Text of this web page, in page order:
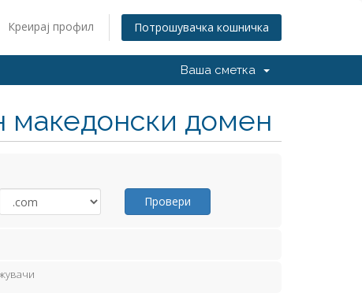
Креирај профил Потрошувачка кошничка
Ваша сметка
македонски домен
Провери